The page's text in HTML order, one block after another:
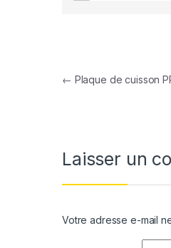
Navigation
← Plaque de cuisson
Laisser un
Votre adresse e-mail